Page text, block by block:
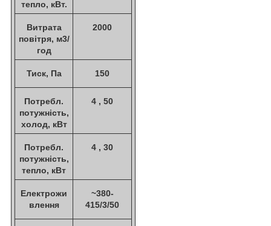
тепло, кВт.
Витрата
повітря, м3/
год
2000
Тиск, Па 150
Потребл.
потужність,
холод, кВт
4 , 50
Потребл.
потужність,
тепло, кВт
4 , 30
Електрожи
влення
~380-
415/3/50